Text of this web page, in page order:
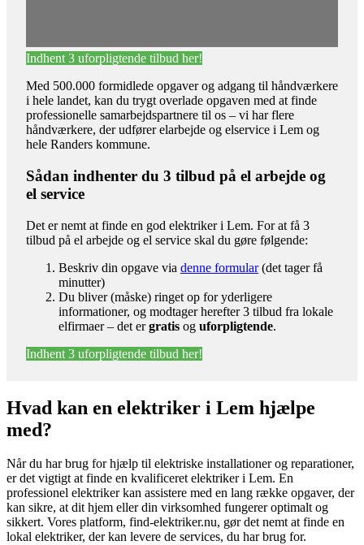
Indhent 3 uforpligtende tilbud her!
Med 500.000 formidlede opgaver og adgang til håndværkere
i hele landet, kan du trygt overlade opgaven med at finde
professionelle samarbejdspartnere til os – vi har flere
håndværkere, der udfører elarbejde og elservice i Lem og
hele Randers kommune.
Sådan indhenter du 3 tilbud på el arbejde og
el service
Det er nemt at finde en god elektriker i Lem. For at få 3
tilbud på el arbejde og el service skal du gøre følgende:
Beskriv din opgave via denne formular(det tager få
minutter)
Du bliver (måske) ringet op for yderligere
informationer, og modtager herefter 3 tilbud fra lokale
elfirmaer – det ergratis og uforpligtende.
Indhent 3 uforpligtende tilbud her!
Hvad kan en elektriker i Lem hjælpe
med?
Når du har brug for hjælp til elektriske installationer og reparationer,
er det vigtigt at finde en kvalificeret elektriker i Lem. En
professionel elektriker kan assistere med en lang række opgaver, der
kan sikre, at dit hjem eller din virksomhed fungerer optimalt og
sikkert. Vores platform, find-elektriker.nu, gør det nemt at finde en
lokal elektriker, der kan levere de services, du har brug for.